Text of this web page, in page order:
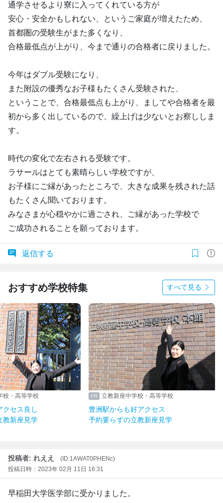
通学させるより寮に入ってくれている方が
安心・安全かもしれない、というご家庭が増えたため、
首都圏の受験生がまた多くなり、
合格最低点が上がり、今まで通りの合格者に戻りました。
今年はダブル受験になり、
また附設の優秀なお子様もたくさん受験された、
ということで、合格最低点も上がり、ましてや合格者を最
初から多く出しているので、繰上げは少ないとお察ししま
す。
時代の変化で左右される受験です。
ラサールはとても素晴らしい学校ですが、
お子様にご縁があったところで、大きな成果を残された話
もたくさん聞いております。
みなさまが心穏やかに過ごされ、ご縁があった学校で
ご成功されることを願っております。
返信する
おすすめ学校特集 すべて見る
校・高等学校
クセス良し
教新座見学
立教新座中学校・高等学校
豊洲駅からも好アクセス
予約要らずの立教新座見学
投稿者: れええ
(ID:1AWAT0PHENc)
投稿日時：2023年 02月 11日 16:31
早稲田大学医学部に受かりました。